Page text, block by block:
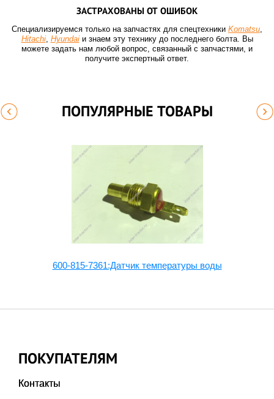
ЗАСТРАХОВАНЫ ОТ ОШИБОК
Специализируемся только на запчастях для спецтехники Komatsu,
Hitachi, Hyundaiи знаем эту технику до последнего болта. Вы
можете задать нам любой вопрос, связанный с запчастями, и
получите экспертный ответ.
ПОПУЛЯРНЫЕ ТОВАРЫ
600-815-7361:Датчик температуры воды
ПОКУПАТЕЛЯМ
Контакты